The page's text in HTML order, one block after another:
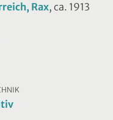
Rax, ca. 1913